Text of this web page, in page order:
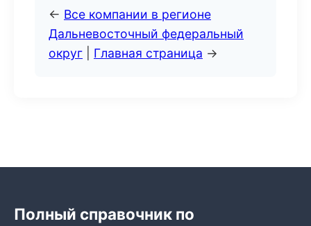
← Все компании в регионе
Дальневосточный федеральный
округ
Главная страница →
Полный справочник по